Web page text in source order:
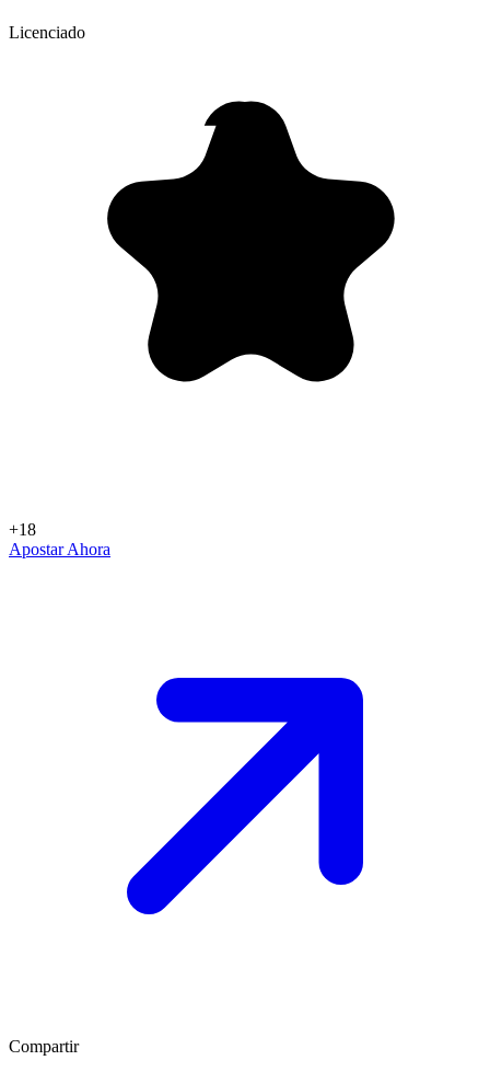
Licenciado
+18
Apostar Ahora
Compartir